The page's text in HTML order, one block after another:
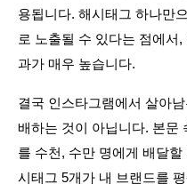
용됩니다. 해시태그 하나만
로 노출될 수 있다는 점에서
과가 매우 높습니다.
결국 인스타그램에서 살아
배하는 것이 아닙니다. 본문
를 수천, 수만 명에게 배달
시태그 5개가 내 브랜드를